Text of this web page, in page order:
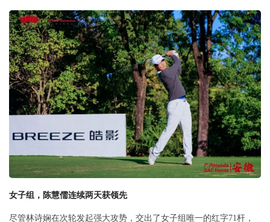
女子组，陈慧儒连续两天获领先
尽管林诗娴在次轮发起强大攻势，交出了女子组唯一的红字71杆，